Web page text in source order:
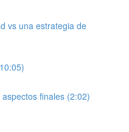
vs una estrategia de
finales (2:02)